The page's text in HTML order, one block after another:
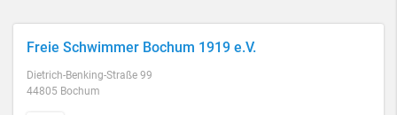
Freie Schwimmer Bochum 1919 e.V.
Dietrich-Benking-Straße 99
44805 Bochum